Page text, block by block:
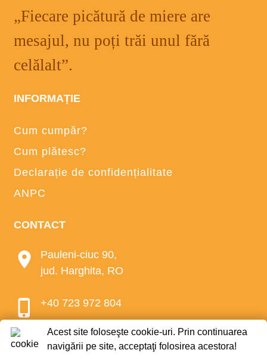
„Fiecare picătură de miere are
mesajul, nu poți trăi unul fără
celălalt”.
INFORMAȚIE
Cum cumpăr?
Cum plătesc?
Declarație de confidențialitate
ANPC
CONTACT
Pauleni-ciuc 90,
jud. Harghita, RO
+40 723 972 804
e-mail:office@bio-mez.ro
Acest site foloseşte cookie-uri. Prin continuarea
navigării pe site, acceptaţi folosirea acestora!